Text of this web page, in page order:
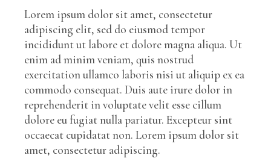
Lorem ipsum dolor sit amet, consectetur
adipiscing elit, sed do eiusmod tempor
incididunt ut labore et dolore magna aliqua. Ut
enim ad minim veniam, quis nostrud
exercitation ullamco laboris nisi ut aliquip ex ea
commodo consequat. Duis aute irure dolor in
reprehenderit in voluptate velit esse cillum
dolore eu fugiat nulla pariatur. Excepteur sint
occaecat cupidatat non. Lorem ipsum dolor sit
amet, consectetur adipiscing.